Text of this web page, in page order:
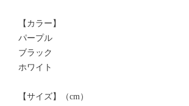
【カラー】
パープル
ブラック
ホワイト
【サイズ】（cm）